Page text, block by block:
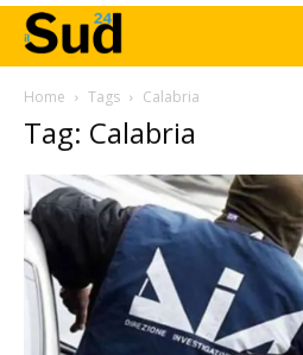
Home Tags Calabria
Tag: Calabria